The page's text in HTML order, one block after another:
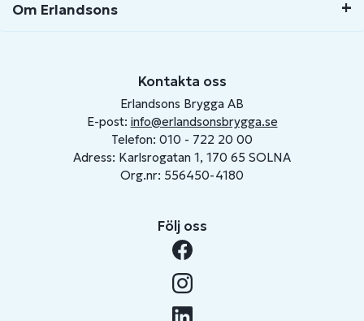
Om Erlandsons
Kontakta oss
Erlandsons Brygga AB
E-post: info@erlandsonsbrygga.se
Telefon: 010 - 722 20 00
Adress: Karlsrogatan 1, 170 65 SOLNA
Org.nr: 556450-4180
Följ oss